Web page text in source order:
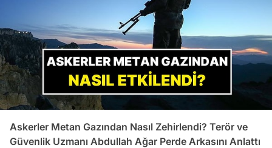
Askerler Metan Gazından Nasıl Zehirlendi? Terör ve
Güvenlik Uzmanı Abdullah Ağar Perde Arkasını Anlattı